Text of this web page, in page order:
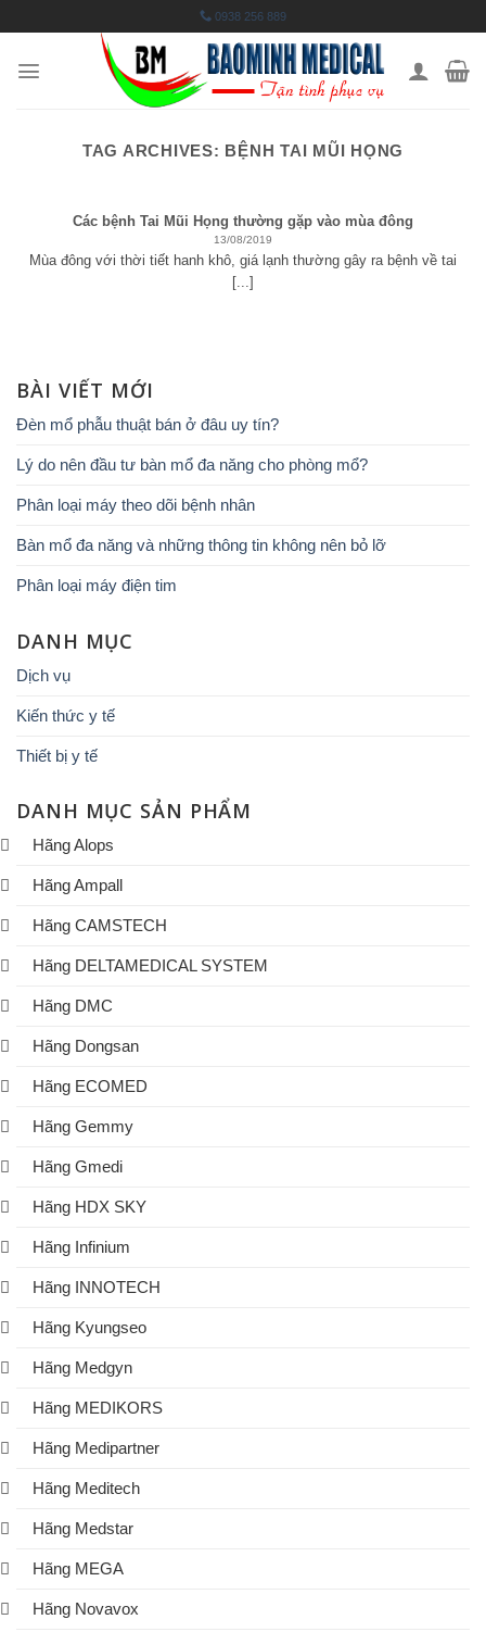
to
content
0938 256 889
TAG ARCHIVES: BỆNH TAI MŨI HỌNG
Các bệnh Tai Mũi Họng thường gặp vào mùa đông
13/08/2019
Mùa đông với thời tiết hanh khô, giá lạnh thường gây ra bệnh về tai
[...]
BÀI VIẾT MỚI
Đèn mổ phẫu thuật bán ở đâu uy tín?
Lý do nên đầu tư bàn mổ đa năng cho phòng mổ?
Phân loại máy theo dõi bệnh nhân
Bàn mổ đa năng và những thông tin không nên bỏ lỡ
Phân loại máy điện tim
DANH MỤC
Dịch vụ
Kiến thức y tế
Thiết bị y tế
DANH MỤC SẢN PHẨM
Hãng Alops
Hãng Ampall
Hãng CAMSTECH
Hãng DELTAMEDICAL SYSTEM
Hãng DMC
Hãng Dongsan
Hãng ECOMED
Hãng Gemmy
Hãng Gmedi
Hãng HDX SKY
Hãng Infinium
Hãng INNOTECH
Hãng Kyungseo
Hãng Medgyn
Hãng MEDIKORS
Hãng Medipartner
Hãng Meditech
Hãng Medstar
Hãng MEGA
Hãng Novavox